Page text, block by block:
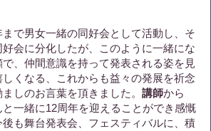
で男女一緒の同好会として活動し、そ
会に分化したが、このように一緒にな
、仲間意識を持って発表される姿を見
くなる、これからも益々の発展を祈念
しのお言葉を頂きました。 講師から
一緒に12周年を迎えることができ感慨
も舞台発表会、フェスティバルに、積